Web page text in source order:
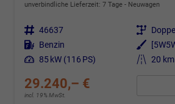
unverbindliche Lieferzeit: 7 Tage Neuwagen
Fahrzeugnr. 46637 Getriebe
Kraftstoff Benzin Außenfarbe
Leistung 85 kW (116 PS) Kilometerstand 20 km
29.240,– €
incl. 19% MwSt.